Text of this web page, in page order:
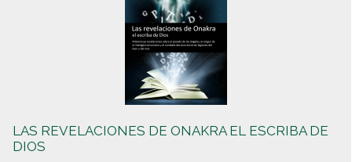
LAS REVELACIONES DE ONAKRA EL ESCRIBA DE
DIOS